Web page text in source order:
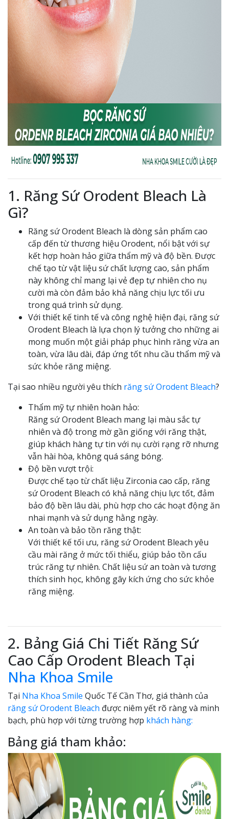
1. Răng Sứ Orodent Bleach Là
Gì?
Răng sứ Orodent Bleach là dòng sản phẩm cao
cấp đến từ thương hiệu Orodent, nổi bật với sự
kết hợp hoàn hảo giữa thẩm mỹ và độ bền. Được
chế tạo từ vật liệu sứ chất lượng cao, sản phẩm
này không chỉ mang lại vẻ đẹp tự nhiên cho nụ
cười mà còn đảm bảo khả năng chịu lực tối ưu
trong quá trình sử dụng.
Với thiết kế tinh tế và công nghệ hiện đại, răng sứ
Orodent Bleach là lựa chọn lý tưởng cho những ai
mong muốn một giải pháp phục hình răng vừa an
toàn, vừa lâu dài, đáp ứng tốt nhu cầu thẩm mỹ và
sức khỏe răng miệng.
Tại sao nhiều người yêu thích răng sứ Orodent Bleach?
Thẩm mỹ tự nhiên hoàn hảo:
Răng sứ Orodent Bleach mang lại màu sắc tự
nhiên và độ trong mờ gần giống với răng thật,
giúp khách hàng tự tin với nụ cười rạng rỡ nhưng
vẫn hài hòa, không quá sáng bóng.
Độ bền vượt trội:
Được chế tạo từ chất liệu Zirconia cao cấp, răng
sứ Orodent Bleach có khả năng chịu lực tốt, đảm
bảo độ bền lâu dài, phù hợp cho các hoạt động ăn
nhai mạnh và sử dụng hằng ngày.
An toàn và bảo tồn răng thật:
Với thiết kế tối ưu, răng sứ Orodent Bleach yêu
cầu mài răng ở mức tối thiểu, giúp bảo tồn cấu
trúc răng tự nhiên. Chất liệu sứ an toàn và tương
thích sinh học, không gây kích ứng cho sức khỏe
răng miệng.
2. Bảng Giá Chi Tiết Răng Sứ
Cao Cấp Orodent Bleach Tại
Nha Khoa Smile
Tại Nha Khoa Smile Quốc Tế Cần Thơ, giá thành của
răng sứ Orodent Bleach được niêm yết rõ ràng và minh
bạch, phù hợp với từng trường hợp khách hàng:
Bảng giá tham khảo: